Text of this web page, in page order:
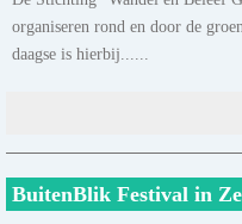
organiseren rond en door de
daagse is hierbij......
BuitenBlik Festival in